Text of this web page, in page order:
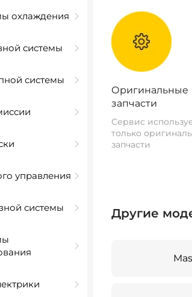
охлаждения
системы
системы
управления
системы
Оригинальные
запчасти
Сервис
только
запчасти
Другие